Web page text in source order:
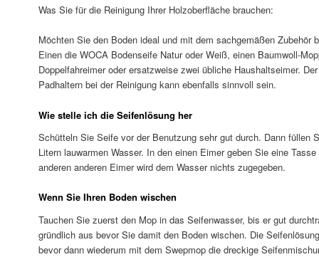
Was Sie für die Reinigung Ihrer Holzoberfläche brauchen:
Möchten Sie den Boden ideal und mit dem sachgemäßen Zubehör
Einen die WOCA Bodenseife Natur oder Weiß, einen Baumwoll-
Doppelfahreimer oder ersatzweise zwei übliche Haushaltseimer.
Padhaltern bei der Reinigung kann ebenfalls sinnvoll sein.
Wie stelle ich die Seifenlösung her
Schütteln Sie Seife vor der Benutzung sehr gut durch. Dann füllen
Litern lauwarmen Wasser. In den einen Eimer geben Sie eine
anderen anderen Eimer wird dem Wasser nichts zugegeben.
Wenn Sie Ihren Boden wischen
Tauchen Sie zuerst den Mop in das Seifenwasser, bis er gut
gründlich aus bevor Sie damit den Boden wischen. Die
bevor dann wiederum mit dem Swepmop die dreckige